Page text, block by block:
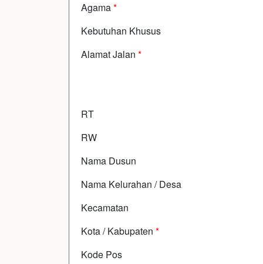
Agama*
Kebutuhan Khusus
Alamat Jalan *
RT
RW
Nama Dusun
Nama Kelurahan / Desa
Kecamatan
Kota / Kabupaten *
Kode Pos